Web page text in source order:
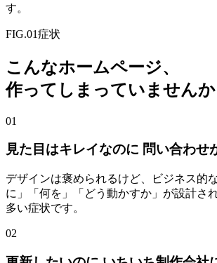
す。
FIG.01症状
こんなホームページ、
作ってしまっていませんか
01
見た目はキレイなのに 問い合わせ
デザインは褒められるけど、ビジネス的
に」「何を」「どう動かすか」が設計さ
多い症状です。
02